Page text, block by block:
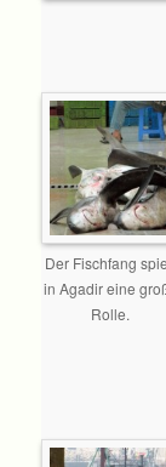
Der Fischfang
in Agadir eine
Rolle.